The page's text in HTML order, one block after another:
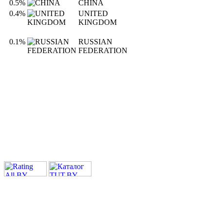
0.5%
CHINA
0.4%
UNITED
KINGDOM
0.1%
RUSSIAN
FEDERATION